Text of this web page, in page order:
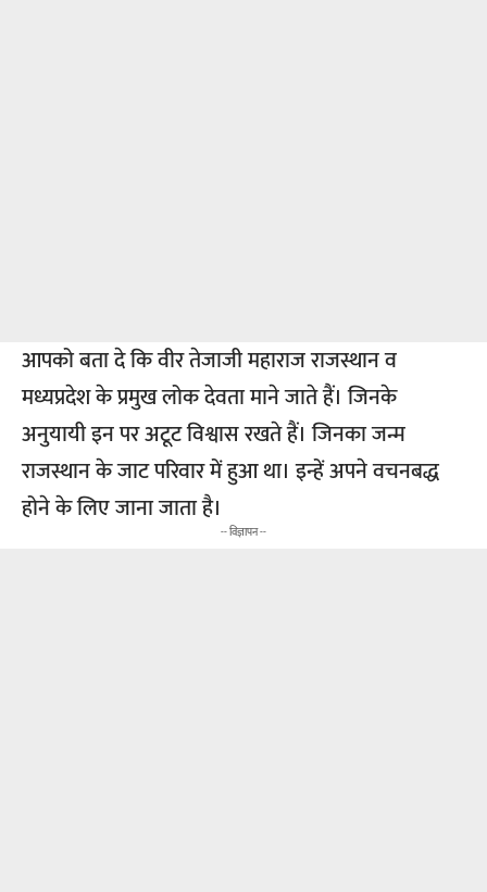
आपको बता दे कि वीर तेजाजी महाराज राजस्थान व
मध्यप्रदेश के प्रमुख लोक देवता माने जाते हैं। जिनके
अनुयायी इन पर अटूट विश्वास रखते हैं। जिनका जन्म
राजस्थान के जाट परिवार में हुआ था। इन्हें अपने वचनबद्ध
होने के लिए जाना जाता है।
-- विज्ञापन --